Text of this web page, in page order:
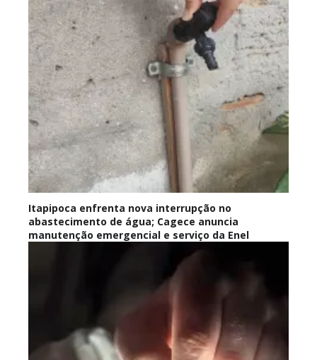
Itapipoca enfrenta nova interrupção no
abastecimento de água; Cagece anuncia
manutenção emergencial e serviço da Enel